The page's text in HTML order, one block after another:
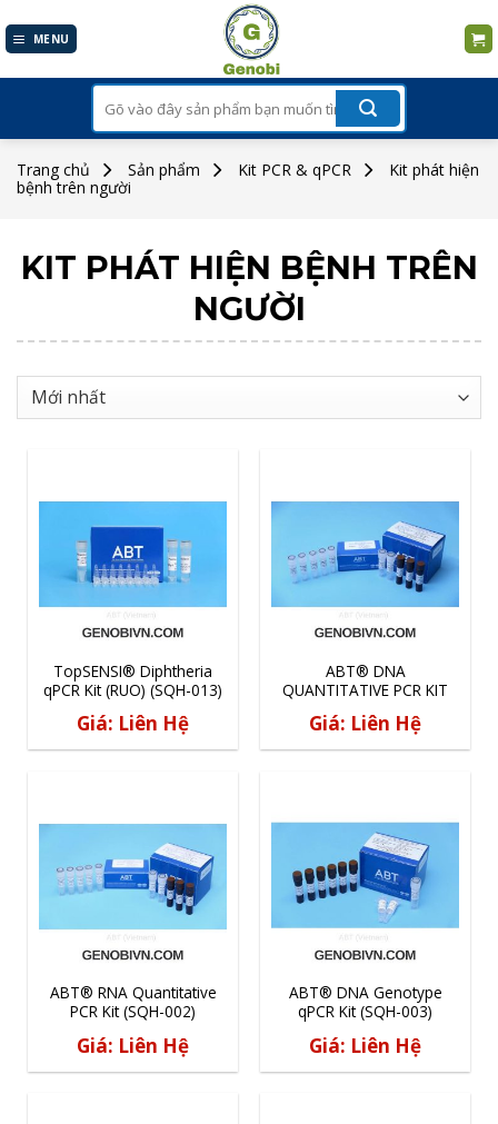
to
MENU
kiếm:
Trang chủ Sản phẩm Kit PCR & qPCR
Kit phát hiện
bệnh trên người
KIT PHÁT HIỆN BỆNH TRÊN
NGƯỜI
TopSENSI® Diphtheria
qPCR Kit (RUO) (SQH-013)
Giá: Liên Hệ
ABT® DNA
QUANTITATIVE PCR KIT
Giá: Liên Hệ
ABT® RNA Quantitative
PCR Kit (SQH-002)
Giá: Liên Hệ
ABT® DNA Genotype
qPCR Kit (SQH-003)
Giá: Liên Hệ